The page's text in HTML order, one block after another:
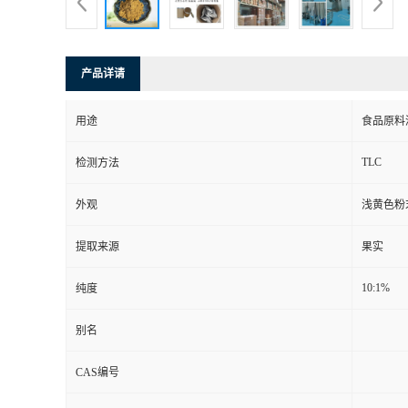
产品详请
用途 食品原料
检测方法 TLC
外观 浅黄色粉
提取来源 果实
纯度 10:1%
别名
CAS编号